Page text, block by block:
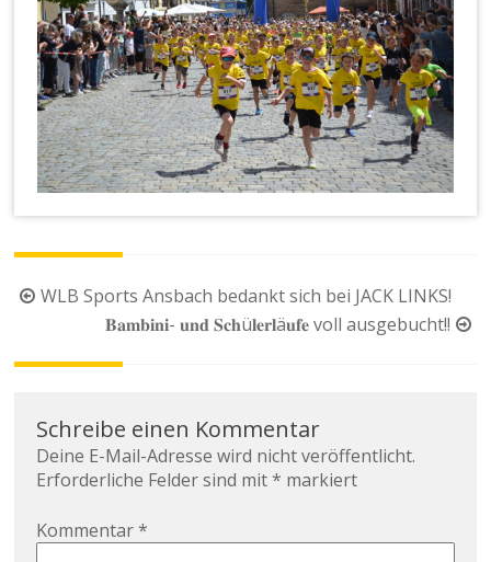
Beitragsnavigation
WLB Sports Ansbach bedankt sich bei JACK LINKS!
𝐁𝐚𝐦𝐛𝐢𝐧𝐢- 𝐮𝐧𝐝 𝐒𝐜𝐡ü𝐥𝐞𝐫𝐥ä𝐮𝐟𝐞 voll ausgebucht!!
Schreibe einen Kommentar
Deine E-Mail-Adresse wird nicht veröffentlicht.
Erforderliche Felder sind mit* markiert
Kommentar*